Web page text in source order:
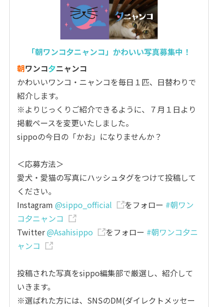
「朝ワンコ夕ニャンコ」かわいい写真募集中！
朝ワンコ夕ニャンコ
かわいいワンコ・ニャンコを毎日１匹、日替わりで
紹介します。
※よりじっくりご紹介できるように、７月１日より
掲載ペースを変更いたしました。
sippoの今日の「かお」になりませんか？
＜応募方法＞
愛犬・愛猫の写真にハッシュタグをつけて投稿して
ください。
Instagram@sippo_official をフォロー #朝ワン
コ夕ニャンコ
Twitter@Asahisippo をフォロー #朝ワンコ夕ニ
ャンコ
投稿された写真をsippo編集部で厳選し、紹介して
いきます。
※選ばれた方には、SNSのDM(ダイレクトメッセー